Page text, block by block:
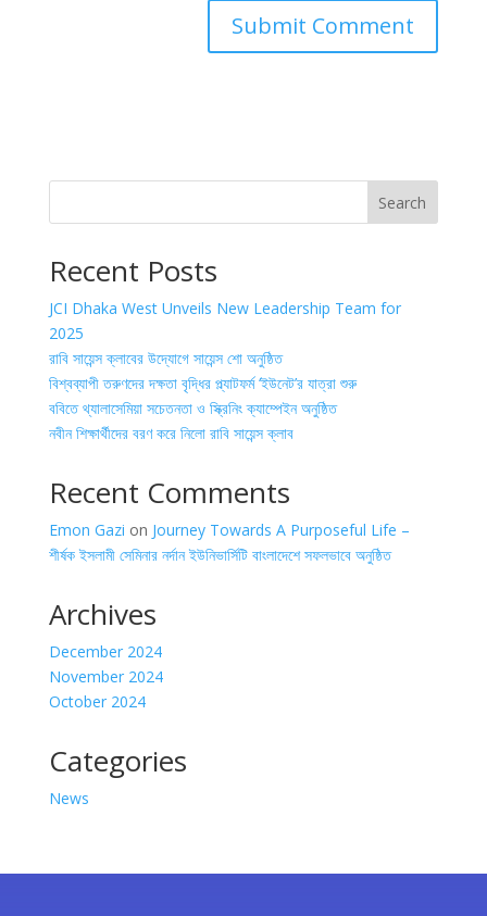
Search
Recent Posts
JCI Dhaka West Unveils New Leadership Team for
2025
রাবি সায়েন্স ক্লাবের উদ্যোগে সায়েন্স শো অনুষ্ঠিত
বিশ্বব্যাপী তরুণদের দক্ষতা বৃদ্ধির প্ল্যাটফর্ম ‘ইউনেট’র যাত্রা শুরু
ববিতে থ্যালাসেমিয়া সচেতনতা ও স্ক্রিনিং ক্যাম্পেইন অনুষ্ঠিত
নবীন শিক্ষার্থীদের বরণ করে নিলো রাবি সায়েন্স ক্লাব
Recent Comments
Emon Gazi on Journey Towards A Purposeful Life –
শীর্ষক ইসলামী সেমিনার নর্দান ইউনিভার্সিটি বাংলাদেশে সফলভাবে অনুষ্ঠিত
Archives
December 2024
November 2024
October 2024
Categories
News